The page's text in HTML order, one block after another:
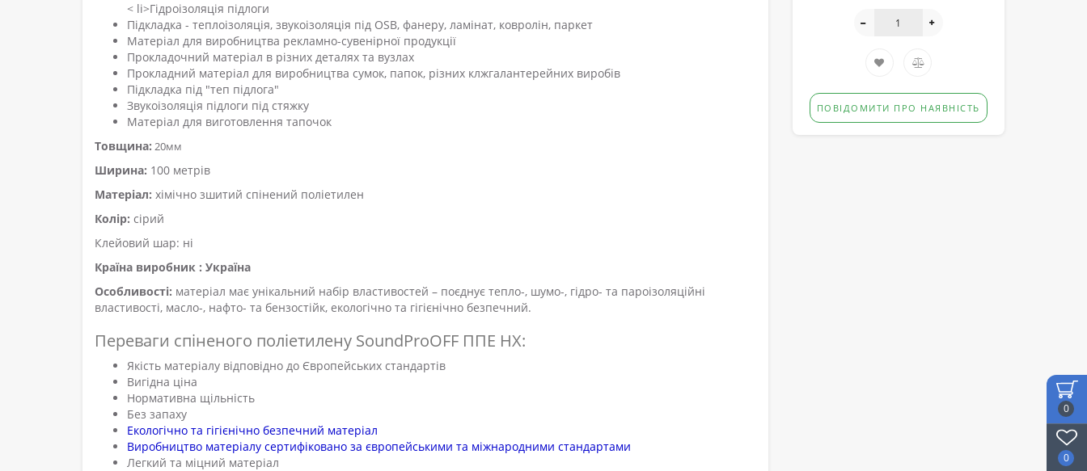
0
0
< li>Гідроізоляція підлоги
Підкладка - теплоізоляція, звукоізоляція під OSB, фанеру, ламінат, ковролін, паркет
Матеріал для виробництва рекламно-сувенірної продукції
Прокладочний матеріал в різних деталях та вузлах
Прокладний матеріал для виробництва сумок, папок, різних клжгалантерейних виробів
Підкладка під "теп підлога"
Звукоізоляція підлоги під стяжку
Матеріал для виготовлення тапочок
Товщина: 20мм
Ширина: 100 метрів
Матеріал: хімічно зшитий спінений поліетилен
Колір: сірий
Клейовий шар: ні
Країна виробник : Україна
Особливості: матеріал має унікальний набір властивостей – поєднує тепло-, шумо-, гідро- та пароізоляційні
властивості, масло-, нафто- та бензостійк, екологічно та гігієнічно безпечний.
Переваги спіненого поліетилену SoundProOFF ППЕ НХ:
Якість матеріалу відповідно до Європейських стандартів
Вигідна ціна
Нормативна щільність
Без запаху
Екологічно та гігієнічно безпечний матеріал
Виробництво матеріалу сертифіковано за європейськими та міжнародними стандартами
Легкий та міцний матеріал
ПОВІДОМИТИ ПРО НАЯВНІСТЬ